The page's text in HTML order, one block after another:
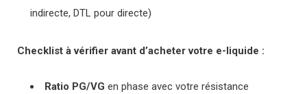
indirecte, DTL pour directe)
Checklist à vérifier avant d’acheter votre e-liquide :
Ratio PG/VG en phase avec votre résistance